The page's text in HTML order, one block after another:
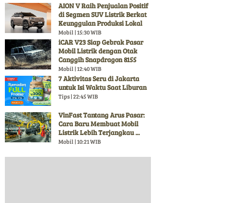
AION V Raih Penjualan Positif
di Segmen SUV Listrik Berkat
Keunggulan Produksi Lokal
Mobil | 15:30 WIB
iCAR V23 Siap Gebrak Pasar
Mobil Listrik dengan Otak
Canggih Snapdragon 8155
Mobil | 12:40 WIB
7 Aktivitas Seru di Jakarta
untuk Isi Waktu Saat Liburan
Tips | 22:45 WIB
VinFast Tantang Arus Pasar:
Cara Baru Membuat Mobil
Listrik Lebih Terjangkau ...
Mobil | 10:21 WIB